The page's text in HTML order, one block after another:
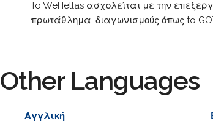
To WeHellas ασχολείται με την
πρωτάθλημα, διαγωνισμούς όπως to
Other Languages
Αγγλική